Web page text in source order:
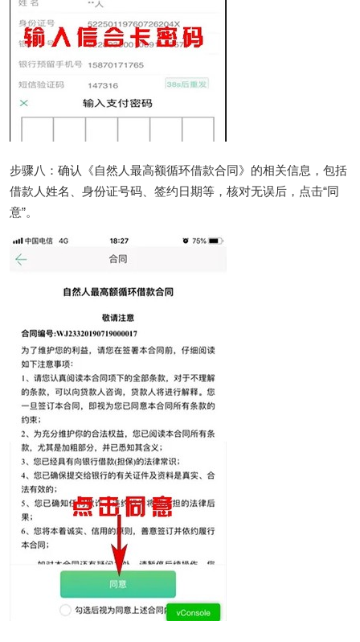
步骤八：确认《自然人最高额循环借款合同》的相关信息，包括
借款人姓名、身份证号码、签约日期等，核对无误后，点击“同
意”。